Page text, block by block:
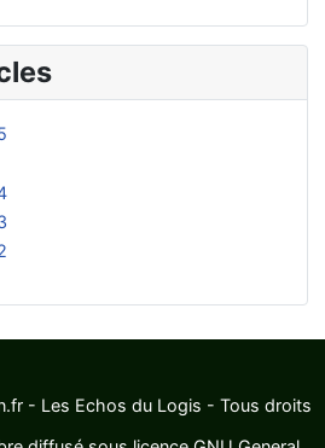
- Les Echos du Logis - Tous droits